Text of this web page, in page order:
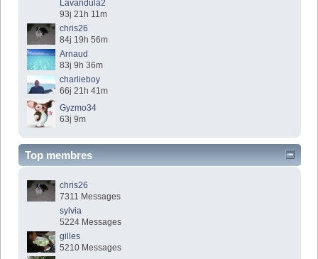
Lavandula2
93j 21h 11m
chris26
84j 19h 56m
Arnaud
83j 9h 36m
charlieboy
66j 21h 41m
Gyzmo34
63j 9m
Top membres
chris26
7311 Messages
sylvia
5224 Messages
gilles
5210 Messages